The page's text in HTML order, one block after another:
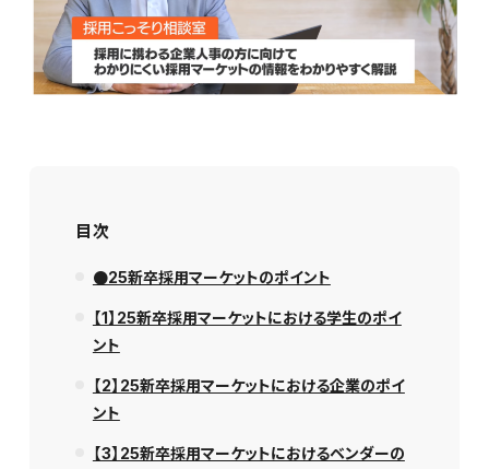
目次
●25新卒採用マーケットのポイント
【1】25新卒採用マーケットにおける学生のポイ
ント
【2】25新卒採用マーケットにおける企業のポイ
ント
【3】25新卒採用マーケットにおけるベンダーの